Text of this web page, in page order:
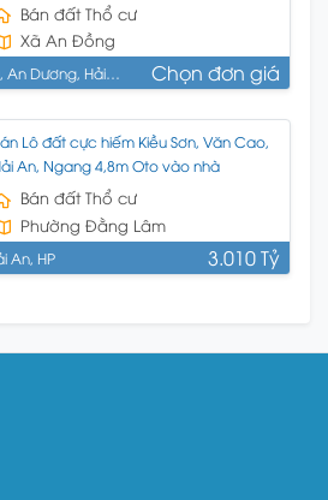
Bán đất Thổ cư
Xã An Đồng
An Dương, Hải
Chọn đơn giá
Lô đất cực hiếm Kiều Sơn, Văn Cao,
An, Ngang 4,8m Oto vào nhà
Bán đất Thổ cư
Phường Đằng Lâm
An, HP
3.010 Tỷ